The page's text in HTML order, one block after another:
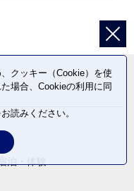
クッキー（Cookie）を使
場合、Cookieの利用に同
読みください。